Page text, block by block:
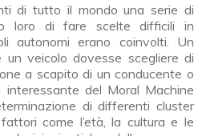
di tutto il mondo una serie di
loro di fare scelte difficili in
autonomi erano coinvolti. Un
un veicolo dovesse scegliere di
a scapito di un conducente o
interessante del Moral Machine
di differenti cluster
come l’età, la cultura e le